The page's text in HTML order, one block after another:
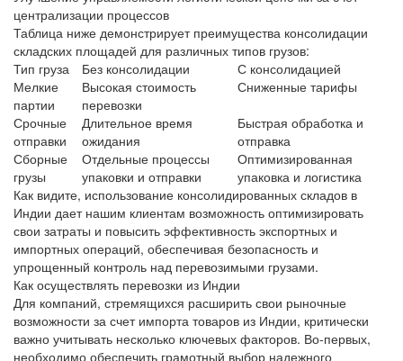
централизации процессов
Таблица ниже демонстрирует преимущества консолидации
складских площадей для различных типов грузов:
Тип груза
Без консолидации
С консолидацией
Мелкие
партии
Высокая стоимость
перевозки
Сниженные тарифы
Срочные
отправки
Длительное время
ожидания
Быстрая обработка и
отправка
Сборные
грузы
Отдельные процессы
упаковки и отправки
Оптимизированная
упаковка и логистика
Как видите, использование консолидированных складов в
Индии дает нашим клиентам возможность оптимизировать
свои затраты и повысить эффективность экспортных и
импортных операций, обеспечивая безопасность и
упрощенный контроль над перевозимыми грузами.
Как осуществлять перевозки из Индии
Для компаний, стремящихся расширить свои рыночные
возможности за счет импорта товаров из Индии, критически
важно учитывать несколько ключевых факторов. Во-первых,
необходимо обеспечить грамотный выбор надежного